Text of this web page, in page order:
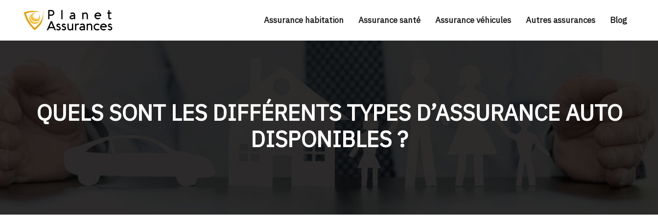
Assurance habitation Assurance santé Assurance véhicules Autres assurances Blog
QUELS SONT LES DIFFÉRENTS TYPES D’ASSURANCE AUTO
DISPONIBLES ?